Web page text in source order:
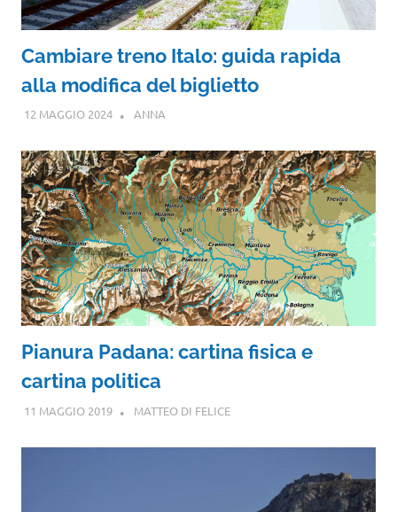
Cambiare treno Italo: guida rapida
alla modifica del biglietto
12 MAGGIO 2024 ANNA
Pianura Padana: cartina fisica e
cartina politica
11 MAGGIO 2019 MATTEO DI FELICE